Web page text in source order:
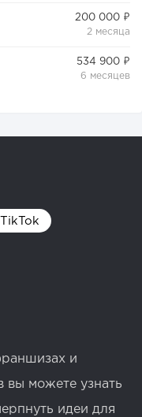
200 000 ₽
2 месяца
534 900 ₽
6 месяцев
TikTok
и
вы можете узнать
идеи для